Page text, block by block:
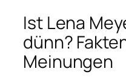
Ist Lena
dünn?
Meinungen